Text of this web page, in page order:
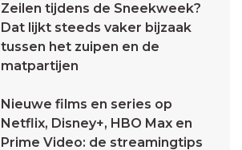
Zeilen tijdens de Sneekweek?
Dat lijkt steeds vaker bijzaak
tussen het zuipen en de
matpartijen
Nieuwe films en series op
Netflix, Disney+, HBO Max en
Prime Video: de streamingtips